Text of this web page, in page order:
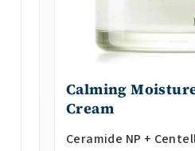
Calming
Cream
Ceramide NP +